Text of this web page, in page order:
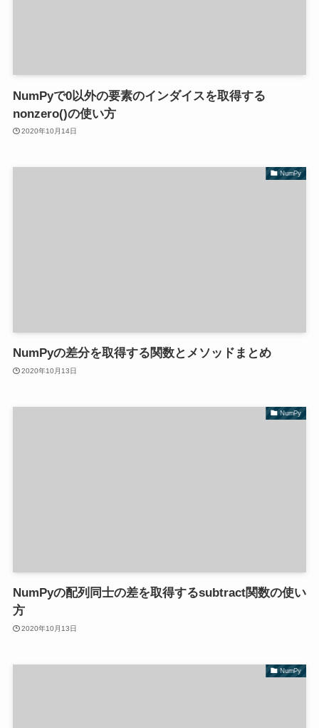
NumPyで0以外の要素のインダイスを取得する
nonzero()の使い方
2020年10月14日
NumPy
NumPyの差分を取得する関数とメソッドまとめ
2020年10月13日
NumPy
NumPyの配列同士の差を取得するsubtract関数の使い
方
2020年10月13日
NumPy